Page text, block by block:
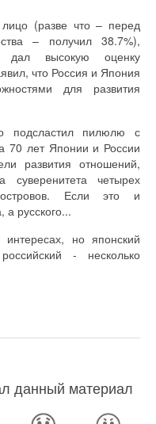
(разве что – перед
– получил 38.7%),
дал высокую оценку
что Россия и Япония
для развития
подсластил пилюлю с
70 лет Японии и России
развития отношений,
четырех
Если это и
а русского...
но японский
- несколько
данный материал